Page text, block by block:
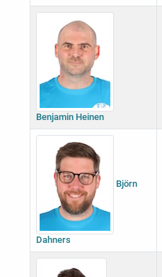
Benjamin Heinen
Björn
Dahners